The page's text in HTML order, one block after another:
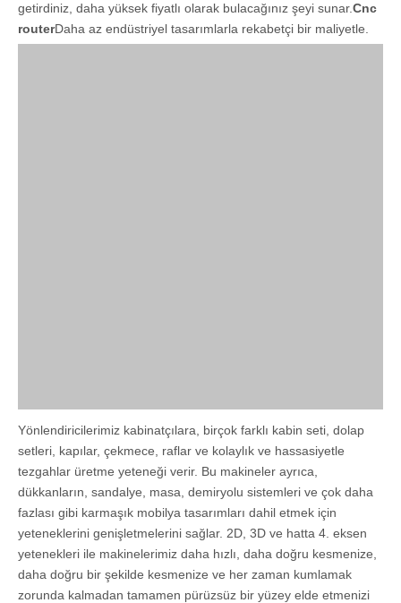
getirdiniz, daha yüksek fiyatlı olarak bulacağınız şeyi sunar.Cnc
routerDaha az endüstriyel tasarımlarla rekabetçi bir maliyetle.
Yönlendiricilerimiz kabinatçılara, birçok farklı kabin seti, dolap
setleri, kapılar, çekmece, raflar ve kolaylık ve hassasiyetle
tezgahlar üretme yeteneği verir. Bu makineler ayrıca,
dükkanların, sandalye, masa, demiryolu sistemleri ve çok daha
fazlası gibi karmaşık mobilya tasarımları dahil etmek için
yeteneklerini genişletmelerini sağlar. 2D, 3D ve hatta 4. eksen
yetenekleri ile makinelerimiz daha hızlı, daha doğru kesmenize,
daha doğru bir şekilde kesmenize ve her zaman kumlamak
zorunda kalmadan tamamen pürüzsüz bir yüzey elde etmenizi